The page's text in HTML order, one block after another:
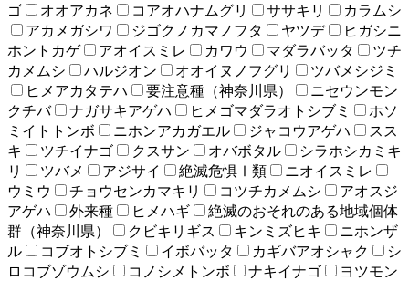
ゴ
オオアカネ コアオハナムグリ ササキリ
カラムシ
アカメガシワ
ジゴクノカマノフタ ヤツデ
ヒガシニ
ホントカゲ
アオイスミレ カワウ マダラバッタ
ツチ
カメムシ
ハルジオン オオイヌノフグリ
ツバメシジミ
ヒメアカタテハ
要注意種（神奈川県）
ニセウンモン
クチバ
ナガサキアゲハ ヒメゴマダラオトシブミ
ホソ
ミイトトンボ
ニホンアカガエル ジャコウアゲハ
スス
キ
ツチイナゴ クスサン オバボタル
シラホシカミキ
リ
ツバメ アジサイ 絶滅危惧Ⅰ類
ニオイスミレ
ウミウ
チョウセンカマキリ コツチカメムシ
アオスジ
アゲハ
外来種 ヒメハギ
絶滅のおそれのある地域個体
群（神奈川県）
クビキリギス キンミズヒキ
ニホンザ
ル
コブオトシブミ イボバッタ カギバアオシャク
シ
ロコブゾウムシ
コノシメトンボ ナキイナゴ
ヨツモン